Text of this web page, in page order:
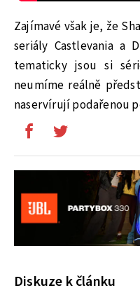
Zajímavé však je, že
seriály Castlevania a
tematicky jsou si
neumíme reálně
naservírují podařenou
Diskuze k článku